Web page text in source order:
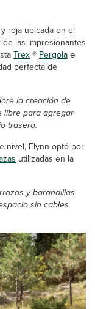
roja ubicada en el
las impresionantes
Trex®Pergola℮
perfecta de
la creación de
libre para agregar
trasero.
nivel, Flynn optó por
utilizadas en la
y barandillas
sin cables